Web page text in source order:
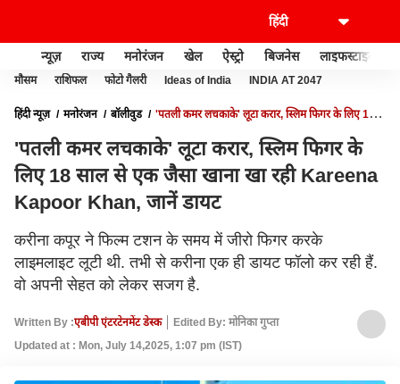
न्यूज़ राज्य मनोरंजन खेल ऐस्ट्रो बिजनेस लाइफस्टाइल
मौसम राशिफल फोटो गैलरी Ideas of India INDIA AT 2047
हिंदी न्यूज़ मनोरंजन बॉलीवुड
'पतली कमर लचकाके' लूटा करार, स्लिम फिगर के लिए 18
'पतली कमर लचकाके' लूटा करार, स्लिम फिगर के
लिए 18 साल से एक जैसा खाना खा रही Kareena
Kapoor Khan, जानें डायट
करीना कपूर ने फिल्म टशन के समय में जीरो फिगर करके
लाइमलाइट लूटी थी. तभी से करीना एक ही डायट फॉलो कर रही हैं.
वो अपनी सेहत को लेकर सजग है.
Written By :एबीपी एंटरटेनमेंट डेस्क
Edited By: मोनिका गुप्ता
Updated at : Mon, July 14,2025, 1:07 pm (IST)